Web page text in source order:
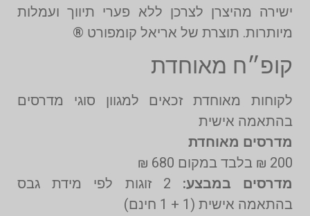
ישירה מהיצרן לצרכן ללא פערי תיווך ועמלות
מיותרות. תוצרת של אריאל קומפורט ®️
קופ״ח מאוחדת
לקוחות מאוחדת זכאים למגוון סוגי מדרסים
בהתאמה אישית
מדרסים מאוחדת
200 ₪ בלבד במקום 680 ₪
מדרסים במבצע:
2 זוגות לפי מידת גבס
בהתאמה אישית (1 + 1 חינם)